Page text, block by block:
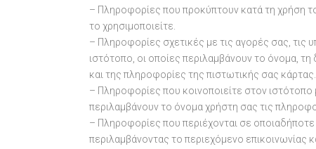
– Πληροφορίες που προκύπτουν κατά τη χρήση
το χρησιμοποιείτε.
– Πληροφορίες σχετικές με τις αγορές σας, τις
ιστότοπο, οι οποίες περιλαμβάνουν το όνομα,
και της πληροφορίες της πιστωτικής σας κάρτας.
– Πληροφορίες που κοινοποιείτε στον
περιλαμβάνουν το όνομα χρήστη σας τις
– Πληροφορίες που περιέχονται σε
περιλαμβάνοντας το περιεχόμενο επικοινωνίας